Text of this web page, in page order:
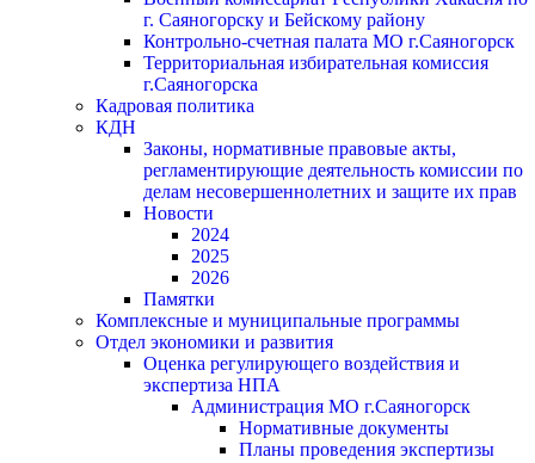
г. Саяногорску и Бейскому району
Контрольно-счетная палата МО г.Саяногорск
Территориальная избирательная комиссия
г.Саяногорска
Кадровая политика
КДН
Законы, нормативные правовые акты,
регламентирующие деятельность комиссии по
делам несовершеннолетних и защите их прав
Новости
2024
2025
2026
Памятки
Комплексные и муниципальные программы
Отдел экономики и развития
Оценка регулирующего воздействия и
экспертиза НПА
Администрация МО г.Саяногорск
Нормативные документы
Планы проведения экспертизы